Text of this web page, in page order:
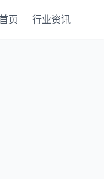
页 行业资讯